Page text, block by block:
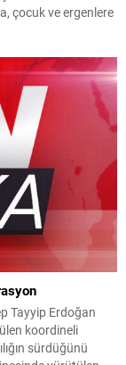
çocuk ve ergenlere
ayrıca
bir
Tayyip Erdoğan
koordineli
sürdüğünü